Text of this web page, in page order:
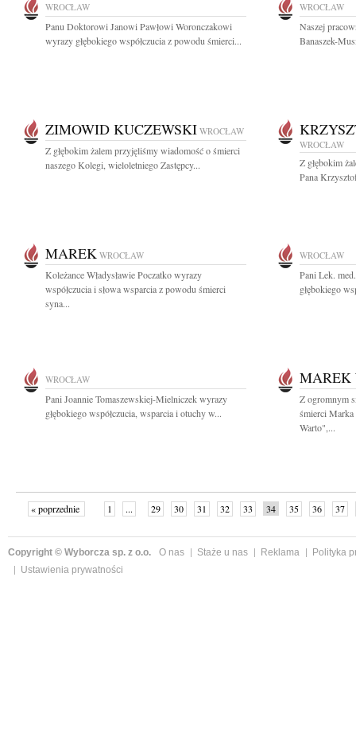
WROCŁAW
Panu Doktorowi Janowi Pawłowi Woronczakowi
wyrazy głębokiego współczucia z powodu śmierci...
WROCŁAW
Naszej
Banaszek-
ZIMOWID KUCZEWSKI WROCŁAW
Z głębokim żalem przyjęliśmy wiadomość o śmierci
naszego Kolegi, wieloletniego Zastępcy...
WROCŁAW
Z głębokim
Pana
MAREK WROCŁAW
Koleżance Władysławie Poczatko wyrazy
współczucia i słowa wsparcia z powodu śmierci
syna...
WROCŁAW
Pani Lek.
głębokiego
WROCŁAW
Pani Joannie Tomaszewskiej-Mielniczek wyrazy
głębokiego współczucia, wsparcia i otuchy w...
MAREK
Z ogromnym
śmierci Marka
Warto",...
« poprzednie 1 ... 29 30 31 32 33 34 35 36
37
Copyright © Wyborcza sp. z o.o. O nas Staże u nas Reklama
Polityka
Ustawienia prywatności